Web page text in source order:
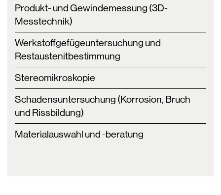
Produkt- und Gewindemessung (3D-
Messtechnik)
Werkstoffgefügeuntersuchung und
Restaustenitbestimmung
Stereomikroskopie
Schadensuntersuchung (Korrosion, Bruch
und Rissbildung)
Materialauswahl und -beratung